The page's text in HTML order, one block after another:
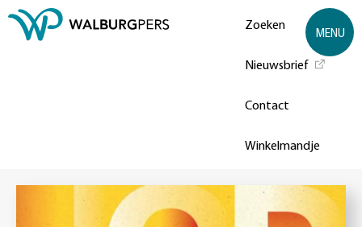
Zoeken
Nieuwsbrief
Contact
Winkelmandje
MENU